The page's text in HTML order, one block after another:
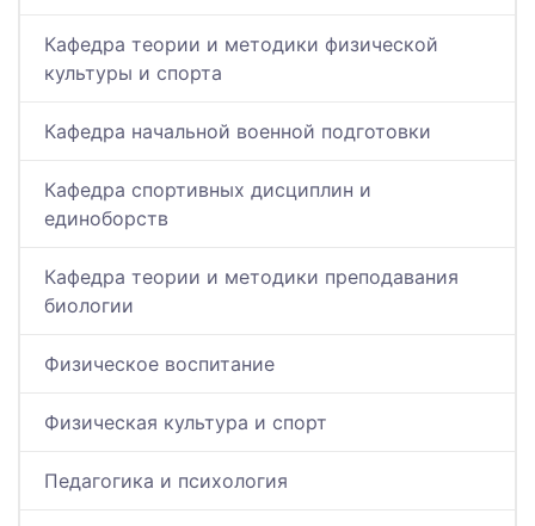
Кафедра теории и методики физической
культуры и спорта
Кафедра начальной военной подготовки
Кафедра спортивных дисциплин и
единоборств
Кафедра теории и методики преподавания
биологии
Физическое воспитание
Физическая культура и спорт
Педагогика и психология